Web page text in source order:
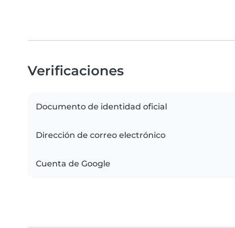
Verificaciones
Documento de identidad oficial
Dirección de correo electrónico
Cuenta de Google